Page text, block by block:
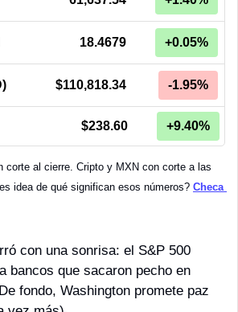
18.4679 +0.05%
$110,818.34 -1.95%
$238.60 +9.40%
corte al cierre. Cripto y MXN con corte a las
idea de qué significan esos números? Checa
con una sonrisa: el S&P 500
bancos que sacaron pecho en
fondo, Washington promete paz